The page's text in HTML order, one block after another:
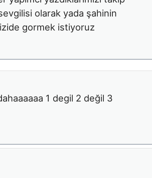
olarak yada şahinin
gormek istiyoruz
1 degil 2 değil 3